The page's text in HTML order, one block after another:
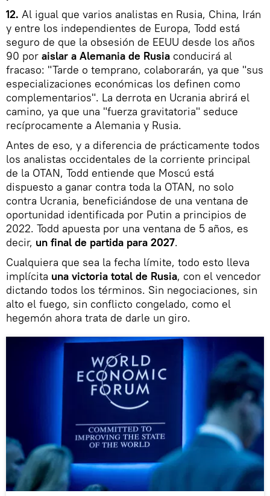
12. Al igual que varios analistas en Rusia, China, Irán
y entre los independientes de Europa, Todd está
seguro de que la obsesión de EEUU desde los años
90 por aislar a Alemania de Rusia conducirá al
fracaso: "Tarde o temprano, colaborarán, ya que "sus
especializaciones económicas los definen como
complementarios". La derrota en Ucrania abrirá el
camino, ya que una "fuerza gravitatoria" seduce
recíprocamente a Alemania y Rusia.
Antes de eso, y a diferencia de prácticamente todos
los analistas occidentales de la corriente principal
de la OTAN, Todd entiende que Moscú está
dispuesto a ganar contra toda la OTAN, no solo
contra Ucrania, beneficiándose de una ventana de
oportunidad identificada por Putin a principios de
2022. Todd apuesta por una ventana de 5 años, es
decir, un final de partida para 2027.
Cualquiera que sea la fecha límite, todo esto lleva
implícita una victoria total de Rusia, con el vencedor
dictando todos los términos. Sin negociaciones, sin
alto el fuego, sin conflicto congelado, como el
hegemón ahora trata de darle un giro.